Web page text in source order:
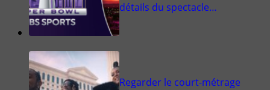
détails du spectacle…
Regarder le court-métrage